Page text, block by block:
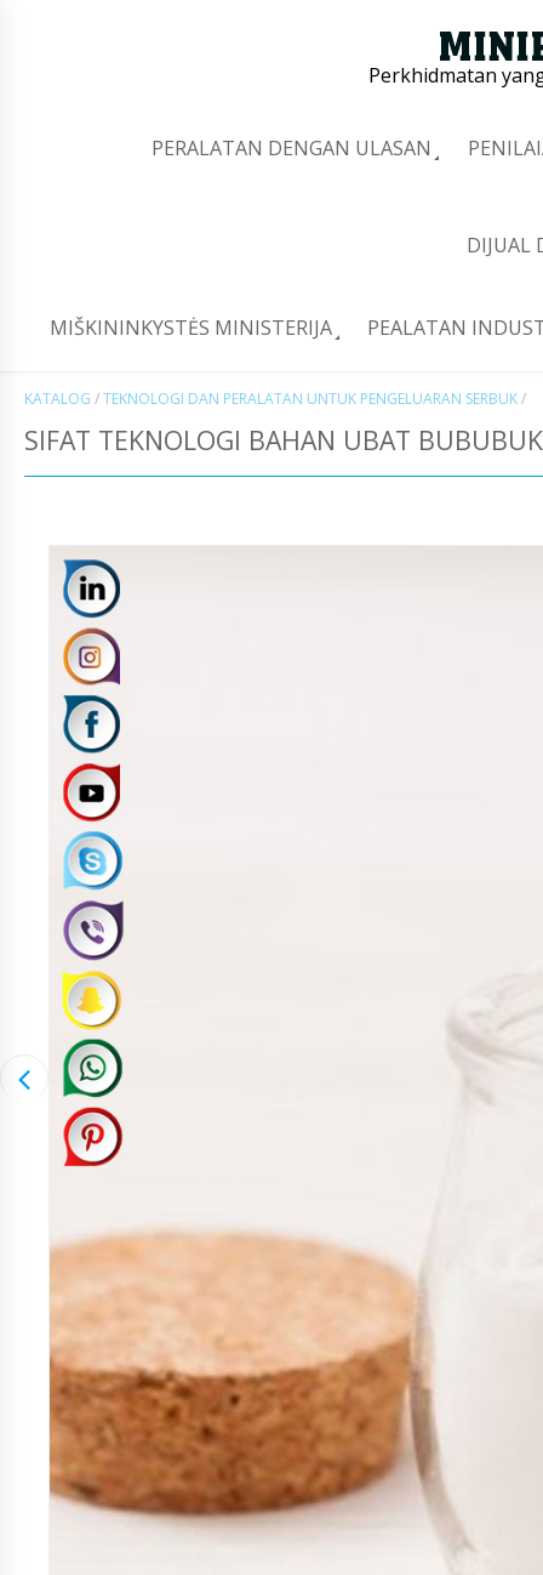
Perkhidmatan
PERALATAN DENGAN ULASAN
DIJUAL
MIŠKININKYSTĖS MINISTERIJA PEALATAN
KATALOG /TEKNOLOGI DAN PERALATAN UNTUK PENGELUARAN SERBUK/
SIFAT TEKNOLOGI BAHAN UBAT BUBUBUK